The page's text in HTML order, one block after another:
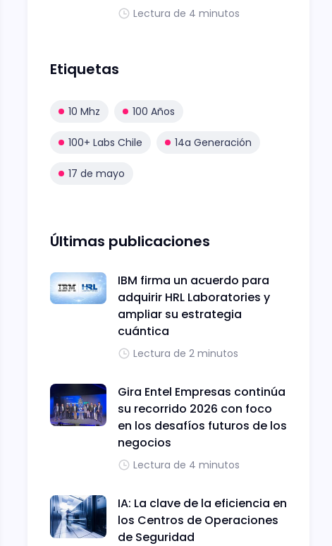
Lectura de 4 minutos
Etiquetas
10 Mhz 100 Años
100+ Labs Chile 14a Generación
17 de mayo
Últimas publicaciones
IBM firma un acuerdo para
adquirir HRL Laboratories y
ampliar su estrategia
cuántica
Lectura de 2 minutos
Gira Entel Empresas continúa
su recorrido 2026 con foco
en los desafíos futuros de los
negocios
Lectura de 4 minutos
IA: La clave de la eficiencia en
los Centros de Operaciones
de Seguridad